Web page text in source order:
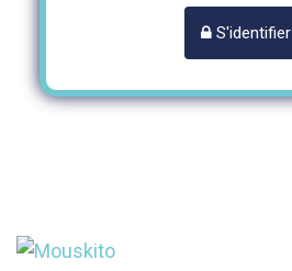
S'identifier